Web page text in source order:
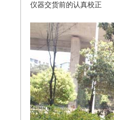
仪器交货前的认真校正